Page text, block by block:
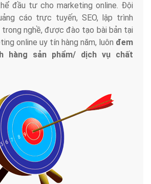
đầu tư cho marketing online. Đội
cáo trực tuyến, SEO, lập trình
trong nghề, được đào tạo bài bản tại
online uy tín hàng năm, luôn đem
hàng sản phẩm/ dịch vụ chất